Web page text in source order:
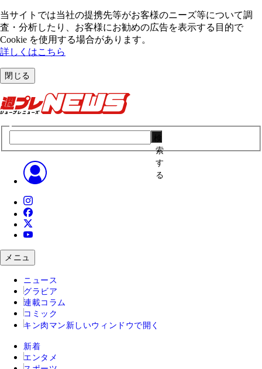
当サイトでは当社の提携先等がお客様のニーズ等について調
査・分析したり、お客様にお勧めの広告を表⽰する⽬的で
Cookie を使⽤する場合があります。
詳しくはこちら
閉じる
索
す
る
メニュ
ニュース
グラビア
連載コラム
コミック
キン肉マン 新しいウィンドウで開く
新着
エンタメ